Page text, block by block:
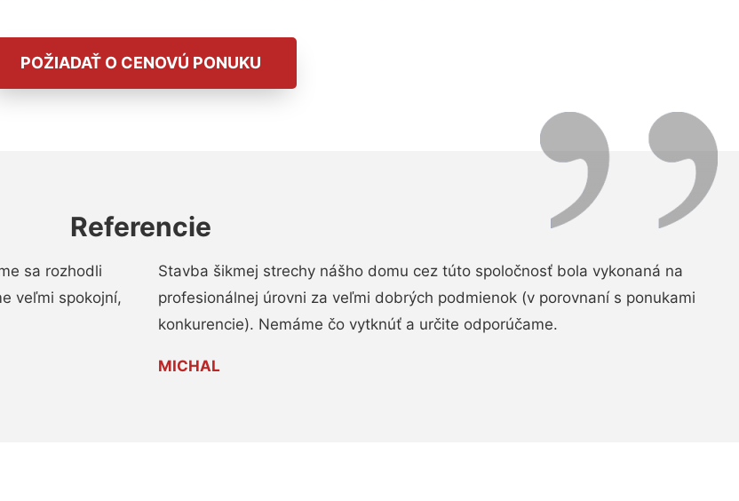
POŽIADAŤ O CENOVÚ PONUKU
Referencie
sa rozhodli
veľmi spokojní,
Stavba šikmej strechy nášho domu cez túto spoločnosť bola vykonaná na
profesionálnej úrovni za veľmi dobrých podmienok (v porovnaní s ponukami
konkurencie). Nemáme čo vytknúť a určite odporúčame.
MICHAL